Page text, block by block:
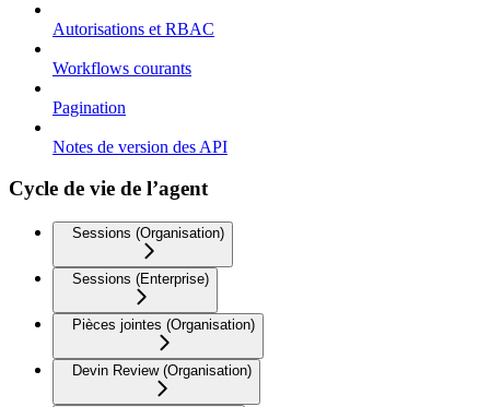
Autorisations et RBAC
Workflows courants
Pagination
Notes de version des API
Cycle de vie de l’agent
Sessions (Organisation)
Sessions (Enterprise)
Pièces jointes (Organisation)
Devin Review (Organisation)